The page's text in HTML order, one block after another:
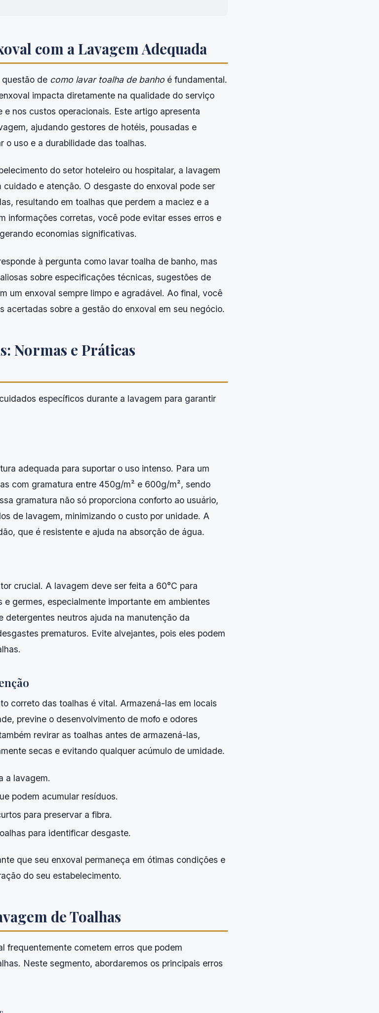
com a Lavagem Adequada
de como lavar toalha de banho é fundamental.
impacta diretamente na qualidade do serviço
nos custos operacionais. Este artigo apresenta
ajudando gestores de hotéis, pousadas e
o uso e a durabilidade das toalhas.
do setor hoteleiro ou hospitalar, a lavagem
e atenção. O desgaste do enxoval pode ser
resultando em toalhas que perdem a maciez e a
informações corretas, você pode evitar esses erros e
economias significativas.
à pergunta como lavar toalha de banho, mas
sobre especificações técnicas, sugestões de
um enxoval sempre limpo e agradável. Ao final, você
acertadas sobre a gestão do enxoval em seu negócio.
Normas e Práticas
específicos durante a lavagem para garantir
adequada para suportar o uso intenso. Para um
com gramatura entre 450g/m² e 600g/m², sendo
gramatura não só proporciona conforto ao usuário,
de lavagem, minimizando o custo por unidade. A
que é resistente e ajuda na absorção de água.
crucial. A lavagem deve ser feita a 60°C para
germes, especialmente importante em ambientes
detergentes neutros ajuda na manutenção da
prematuros. Evite alvejantes, pois eles podem
correto das toalhas é vital. Armazená-las em locais
previne o desenvolvimento de mofo e odores
revirar as toalhas antes de armazená-las,
secas e evitando qualquer acúmulo de umidade.
a lavagem.
podem acumular resíduos.
para preservar a fibra.
para identificar desgaste.
que seu enxoval permaneça em ótimas condições e
do seu estabelecimento.
de Toalhas
frequentemente cometem erros que podem
Neste segmento, abordaremos os principais erros